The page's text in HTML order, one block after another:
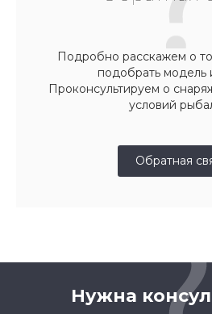
Подробно расскажем о
подобрать модель
Проконсультируем о
условий
Обратная
Нужна